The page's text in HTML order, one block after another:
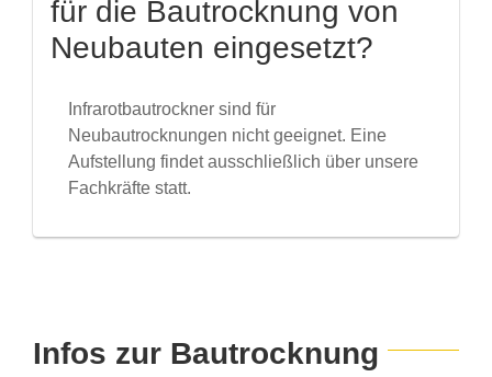
für die Bautrocknung von
Neubauten eingesetzt?
Infrarotbautrockner sind für
Neubautrocknungen nicht geeignet. Eine
Aufstellung findet ausschließlich über unsere
Fachkräfte statt.
Infos zur Bautrocknung